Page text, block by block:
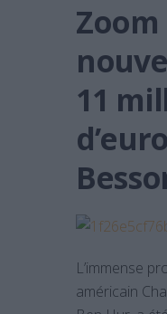
11
L’immense
américain